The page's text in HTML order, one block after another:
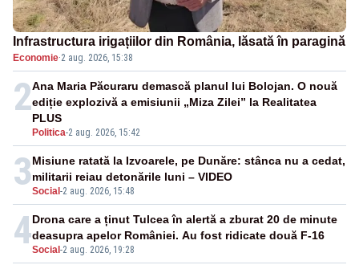
Infrastructura irigațiilor din România, lăsată în paragină
Economie·2 aug. 2026, 15:38
2
Politica-2 aug. 2026, 15:42
Ana Maria Păcuraru demască planul lui Bolojan. O nouă
ediție explozivă a emisiunii „Miza Zilei” la Realitatea
PLUS
3Social -2 aug. 2026, 15:48
Misiune ratată la Izvoarele, pe Dunăre: stânca nu a cedat,
militarii reiau detonările luni – VIDEO
4Social -2 aug. 2026, 19:28
Drona care a ținut Tulcea în alertă a zburat 20 de minute
deasupra apelor României. Au fost ridicate două F-16